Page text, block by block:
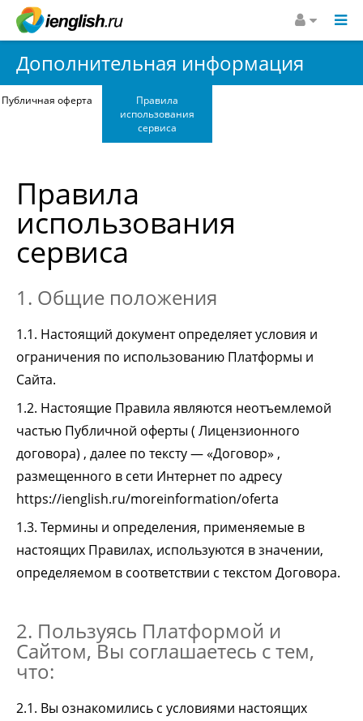
Дополнительная информация
Публичная оферта
Правила
использования
сервиса
Правила
использования
сервиса
1. Общие положения
1.1. Настоящий документ определяет условия и
ограничения по использованию Платформы и
Сайта.
1.2. Настоящие Правила являются неотъемлемой
частью Публичной оферты ( Лицензионного
договора) , далее по тексту — «Договор» ,
размещенного в сети Интернет по адресу
https://ienglish.ru/moreinformation/oferta
1.3. Термины и определения, применяемые в
настоящих Правилах, используются в значении,
определяемом в соответствии с текстом Договора.
2. Пользуясь Платформой и
Сайтом, Вы соглашаетесь с тем,
что:
2.1. Вы ознакомились с условиями настоящих